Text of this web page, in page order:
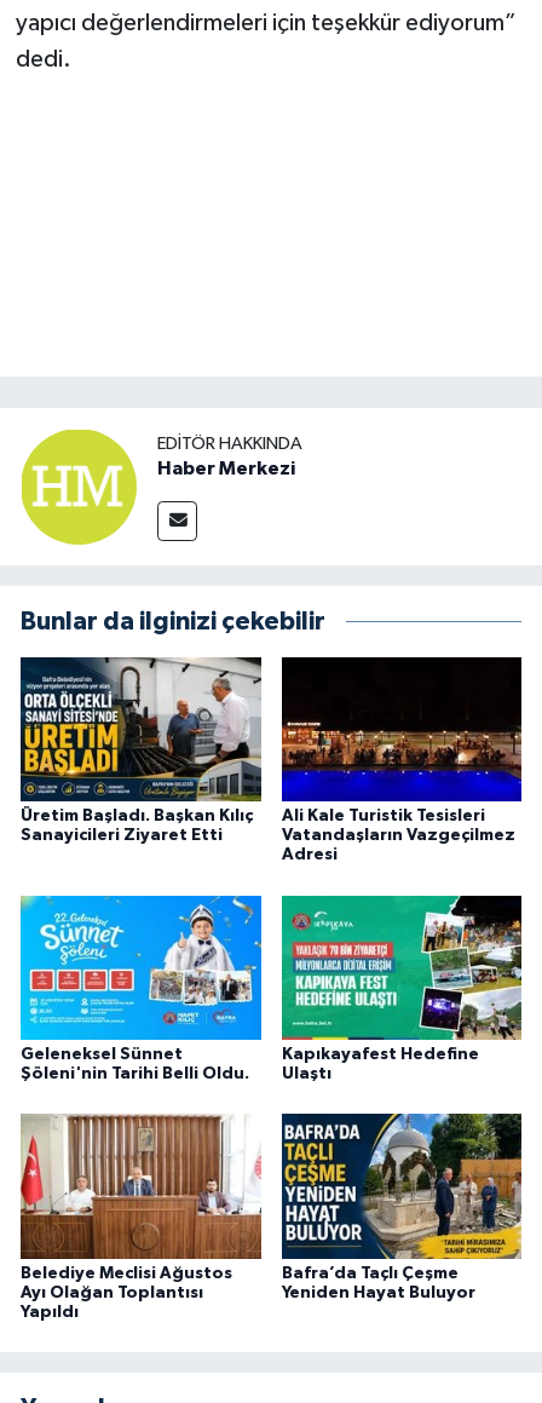
yapıcı değerlendirmeleri için teşekkür ediyorum”
dedi.
EDITÖR HAKKINDA
Haber Merkezi
Bunlar da ilginizi çekebilir
Üretim Başladı. Başkan Kılıç
Sanayicileri Ziyaret Etti
Ali Kale Turistik Tesisleri
Vatandaşların Vazgeçilmez
Adresi
Geleneksel Sünnet
Şöleni'nin Tarihi Belli Oldu.
Kapıkayafest Hedefine
Ulaştı
Belediye Meclisi Ağustos
Ayı Olağan Toplantısı
Yapıldı
Bafra’da Taçlı Çeşme
Yeniden Hayat Buluyor